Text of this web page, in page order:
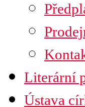
Literární
Ústava